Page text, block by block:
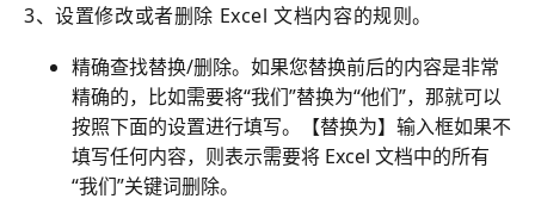
3、设置修改或者删除 Excel 文档内容的规则。
精确查找替换/删除。如果您替换前后的内容是非常
精确的，比如需要将“我们”替换为“他们”，那就可以
按照下面的设置进行填写。【替换为】输入框如果不
填写任何内容，则表示需要将 Excel 文档中的所有
“我们”关键词删除。